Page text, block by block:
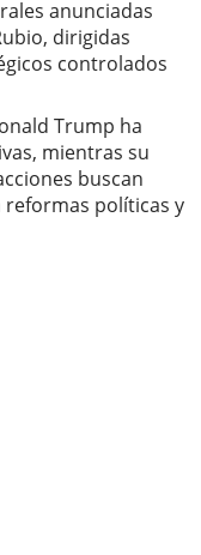
anunciadas
dirigidas
controlados
Trump ha
mientras su
buscan
políticas y